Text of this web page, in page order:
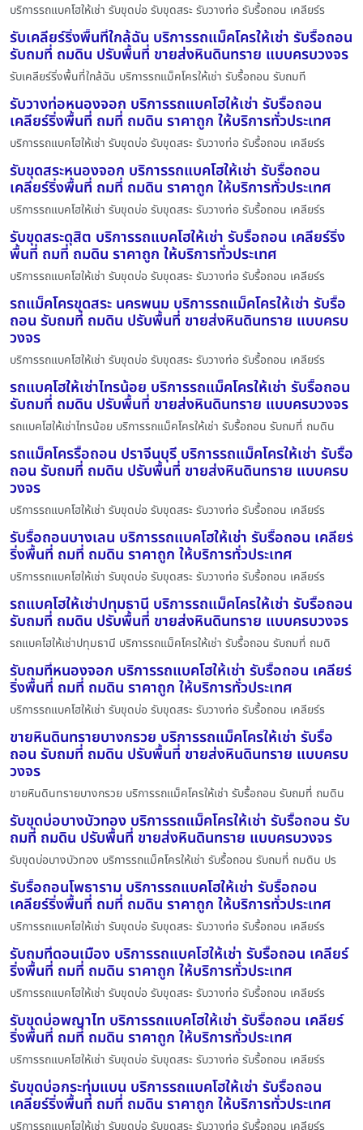
บริการรถแบคโฮให้เช่า รับขุดบ่อ รับขุดสระ รับวางท่อ รับรื้อถอน เคลียร์ร
รับเคลียร์ริ่งพื้นที่ใกล้ฉัน บริการรถแม็คโครให้เช่า รับรื้อถอน
รับถมที่ ถมดิน ปรับพื้นที่ ขายส่งหินดินทราย แบบครบวงจร
รับเคลียร์ริ่งพื้นที่ใกล้ฉัน บริการรถแม็คโครให้เช่า รับรื้อถอน รับถมที
รับวางท่อหนองจอก บริการรถแบคโฮให้เช่า รับรื้อถอน
เคลียร์ริ่งพื้นที่ ถมที่ ถมดิน ราคาถูก ให้บริการทั่วประเทศ
บริการรถแบคโฮให้เช่า รับขุดบ่อ รับขุดสระ รับวางท่อ รับรื้อถอน เคลียร์ร
รับขุดสระหนองจอก บริการรถแบคโฮให้เช่า รับรื้อถอน
เคลียร์ริ่งพื้นที่ ถมที่ ถมดิน ราคาถูก ให้บริการทั่วประเทศ
บริการรถแบคโฮให้เช่า รับขุดบ่อ รับขุดสระ รับวางท่อ รับรื้อถอน เคลียร์ร
รับขุดสระดุสิต บริการรถแบคโฮให้เช่า รับรื้อถอน เคลียร์ริ่ง
พื้นที่ ถมที่ ถมดิน ราคาถูก ให้บริการทั่วประเทศ
บริการรถแบคโฮให้เช่า รับขุดบ่อ รับขุดสระ รับวางท่อ รับรื้อถอน เคลียร์ร
รถแม็คโครขุดสระ นครพนม บริการรถแม็คโครให้เช่า รับรื้อ
ถอน รับถมที่ ถมดิน ปรับพื้นที่ ขายส่งหินดินทราย แบบครบ
วงจร
บริการรถแบคโฮให้เช่า รับขุดบ่อ รับขุดสระ รับวางท่อ รับรื้อถอน เคลียร์ร
รถแบคโฮให้เช่าไทรน้อย บริการรถแม็คโครให้เช่า รับรื้อถอน
รับถมที่ ถมดิน ปรับพื้นที่ ขายส่งหินดินทราย แบบครบวงจร
รถแบคโฮให้เช่าไทรน้อย บริการรถแม็คโครให้เช่า รับรื้อถอน รับถมที่ ถมดิน
รถแม็คโครรื้อถอน ปราจีนบุรี บริการรถแม็คโครให้เช่า รับรื้อ
ถอน รับถมที่ ถมดิน ปรับพื้นที่ ขายส่งหินดินทราย แบบครบ
วงจร
บริการรถแบคโฮให้เช่า รับขุดบ่อ รับขุดสระ รับวางท่อ รับรื้อถอน เคลียร์ร
รับรื้อถอนบางเลน บริการรถแบคโฮให้เช่า รับรื้อถอน เคลียร์
ริ่งพื้นที่ ถมที่ ถมดิน ราคาถูก ให้บริการทั่วประเทศ
บริการรถแบคโฮให้เช่า รับขุดบ่อ รับขุดสระ รับวางท่อ รับรื้อถอน เคลียร์ร
รถแบคโฮให้เช่าปทุมธานี บริการรถแม็คโครให้เช่า รับรื้อถอน
รับถมที่ ถมดิน ปรับพื้นที่ ขายส่งหินดินทราย แบบครบวงจร
รถแบคโฮให้เช่าปทุมธานี บริการรถแม็คโครให้เช่า รับรื้อถอน รับถมที่ ถมดิ
รับถมที่หนองจอก บริการรถแบคโฮให้เช่า รับรื้อถอน เคลียร์
ริ่งพื้นที่ ถมที่ ถมดิน ราคาถูก ให้บริการทั่วประเทศ
บริการรถแบคโฮให้เช่า รับขุดบ่อ รับขุดสระ รับวางท่อ รับรื้อถอน เคลียร์ร
ขายหินดินทรายบางกรวย บริการรถแม็คโครให้เช่า รับรื้อ
ถอน รับถมที่ ถมดิน ปรับพื้นที่ ขายส่งหินดินทราย แบบครบ
วงจร
ขายหินดินทรายบางกรวย บริการรถแม็คโครให้เช่า รับรื้อถอน รับถมที่ ถมดิน
รับขุดบ่อบางบัวทอง บริการรถแม็คโครให้เช่า รับรื้อถอน รับ
ถมที่ ถมดิน ปรับพื้นที่ ขายส่งหินดินทราย แบบครบวงจร
รับขุดบ่อบางบัวทอง บริการรถแม็คโครให้เช่า รับรื้อถอน รับถมที่ ถมดิน ปร
รับรื้อถอนโพธาราม บริการรถแบคโฮให้เช่า รับรื้อถอน
เคลียร์ริ่งพื้นที่ ถมที่ ถมดิน ราคาถูก ให้บริการทั่วประเทศ
บริการรถแบคโฮให้เช่า รับขุดบ่อ รับขุดสระ รับวางท่อ รับรื้อถอน เคลียร์ร
รับถมที่ดอนเมือง บริการรถแบคโฮให้เช่า รับรื้อถอน เคลียร์
ริ่งพื้นที่ ถมที่ ถมดิน ราคาถูก ให้บริการทั่วประเทศ
บริการรถแบคโฮให้เช่า รับขุดบ่อ รับขุดสระ รับวางท่อ รับรื้อถอน เคลียร์ร
รับขุดบ่อพญาไท บริการรถแบคโฮให้เช่า รับรื้อถอน เคลียร์
ริ่งพื้นที่ ถมที่ ถมดิน ราคาถูก ให้บริการทั่วประเทศ
บริการรถแบคโฮให้เช่า รับขุดบ่อ รับขุดสระ รับวางท่อ รับรื้อถอน เคลียร์ร
รับขุดบ่อกระทุ่มแบน บริการรถแบคโฮให้เช่า รับรื้อถอน
เคลียร์ริ่งพื้นที่ ถมที่ ถมดิน ราคาถูก ให้บริการทั่วประเทศ
บริการรถแบคโฮให้เช่า รับขุดบ่อ รับขุดสระ รับวางท่อ รับรื้อถอน เคลียร์ร